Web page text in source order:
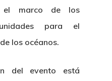
el marco de los
para el
los océanos.
del evento está